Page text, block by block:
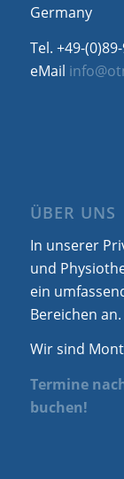
Germany
Tel. +49-
eMail
ÜBER UNS
In unserer
und
ein
Bereichen an.
Wir sind
Termine
buchen!